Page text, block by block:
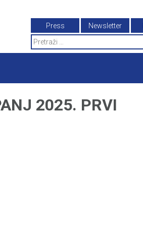
Press Newsletter
2025. PRVI